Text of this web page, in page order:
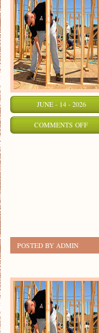
JUNE - 14 - 2026
COMMENTS OFFON
POSTED BY ADMIN